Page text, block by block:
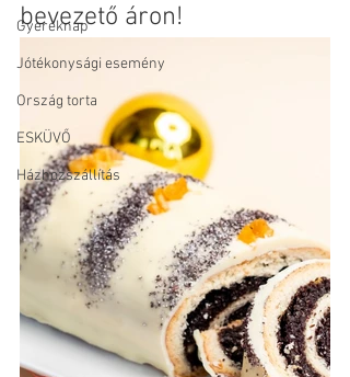
Gyereknap
Jótékonysági esemény
Ország torta
ESKÜVŐ
Házhozszállítás
bevezető áron!